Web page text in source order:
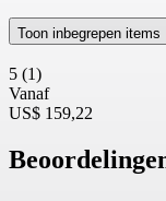
Toon inbegrepen items
5 (1)
Vanaf
US$ 159,22